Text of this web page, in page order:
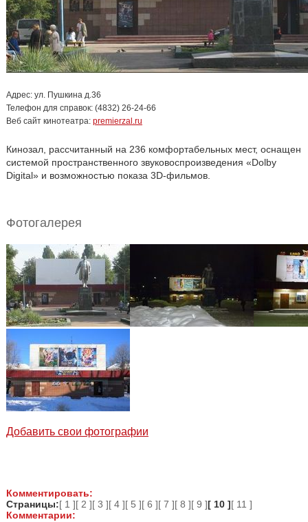
Адрес: ул. Пушкина д.36
Телефон для справок: (4832) 26-24-66
Веб сайт кинотеатра: premierzal.ru
Кинозал, рассчитанный на 236 комфортабельных мест, оснащен
системой пространственного звуковоспроизведения «Dolby
Digital» и возможностью показа 3D-фильмов.
Фотогалерея
Добавить свои фотографии
Комментировать:
Страницы:[ 1 ][ 2 ][ 3 ][ 4 ][ 5 ][ 6 ][ 7 ][ 8 ][ 9 ][ 10 ][ 11 ]
Комментарии: